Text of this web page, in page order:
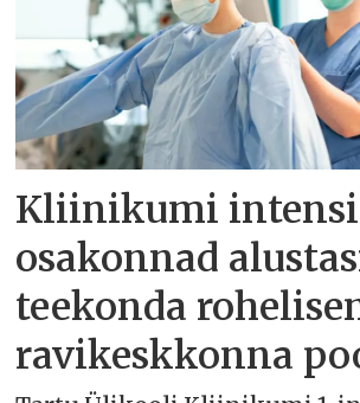
Kliinikumi
osakonnad
teekonda
ravikeskkonna